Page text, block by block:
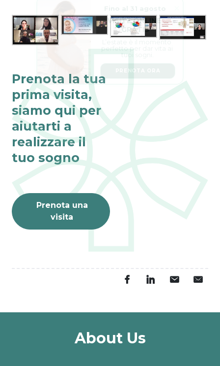
Prenota la tua
prima visita,
siamo qui per
aiutarti a
realizzare il
tuo sogno
Prenota una
visita
About Us
GRATIS
L’estate è il momento
perfetto per dar vita ai